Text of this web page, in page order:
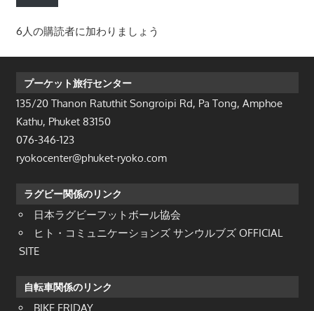
レ
ス
6人の購読者に加わりましょう
プーケット旅行センター
135/20 Thanon Ratuthit Songroipi Rd, Pa Tong, Amphoe
Kathu, Phuket 83150
076-346-123
ryokocenter@phuket-ryoko.com
ラグビー関係のリンク
日本ラグビーフットボール協会
ヒト・コミュニケーションズ サンウルブズ OFFICIAL
SITE
自転車関係のリンク
BIKE FRIDAY